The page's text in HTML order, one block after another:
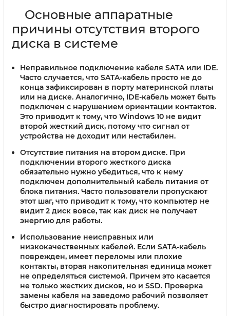
Основные аппаратные
причины отсутствия второго
диска в системе
Неправильное подключение кабеля SATA или IDE.
Часто случается, что SATA-кабель просто не до
конца зафиксирован в порту материнской платы
или на диске. Аналогично, IDE-кабель может быть
подключен с нарушением ориентации контактов.
Это приводит к тому, что Windows 10 не видит
второй жесткий диск, потому что сигнал от
устройства не доходит или нестабилен.
Отсутствие питания на втором диске. При
подключении второго жесткого диска
обязательно нужно убедиться, что к нему
подключен дополнительный кабель питания от
блока питания. Часто пользователи пропускают
этот шаг, что приводит к тому, что компьютер не
видит 2 диск вовсе, так как диск не получает
энергию для работы.
Использование неисправных или
низкокачественных кабелей. Если SATA-кабель
поврежден, имеет переломы или плохие
контакты, вторая накопительная единица может
не определяться системой. Причем это касается
не только жестких дисков, но и SSD. Проверка
замены кабеля на заведомо рабочий позволяет
быстро диагностировать проблему.